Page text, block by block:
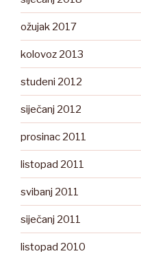
ožujak 2017
kolovoz 2013
studeni 2012
siječanj 2012
prosinac 2011
listopad 2011
svibanj 2011
siječanj 2011
listopad 2010